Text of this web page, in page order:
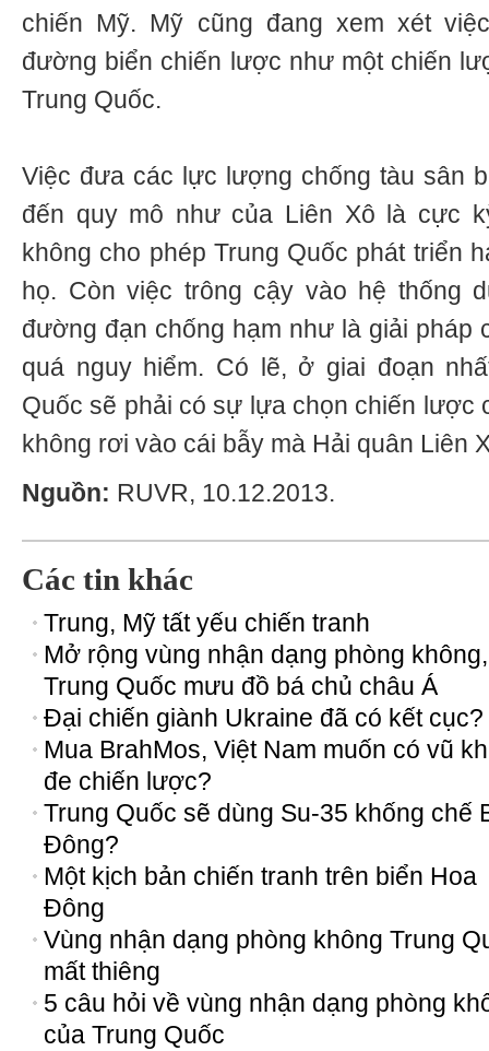
chiến Mỹ. Mỹ cũng đang xem xét
đường biển chiến lược như một chiến
Trung Quốc.
Việc đưa các lực lượng chống tàu sân
đến quy mô như của Liên Xô là cực
không cho phép Trung Quốc phát triển
họ. Còn việc trông cậy vào hệ thống
đường đạn chống hạm như là giải pháp
quá nguy hiểm. Có lẽ, ở giai đoạn
Quốc sẽ phải có sự lựa chọn chiến lược
không rơi vào cái bẫy mà Hải quân Liên
Nguồn: RUVR, 10.12.2013.
Các tin khác
Trung, Mỹ tất yếu chiến tranh
Mở rộng vùng nhận dạng phòng không,
Trung Quốc mưu đồ bá chủ châu Á
Đại chiến giành Ukraine đã có kết cục?
Mua BrahMos, Việt Nam muốn có vũ
đe chiến lược?
Trung Quốc sẽ dùng Su-35 khống chế
Đông?
Một kịch bản chiến tranh trên biển Hoa
Đông
Vùng nhận dạng phòng không Trung
mất thiêng
5 câu hỏi về vùng nhận dạng phòng
của Trung Quốc